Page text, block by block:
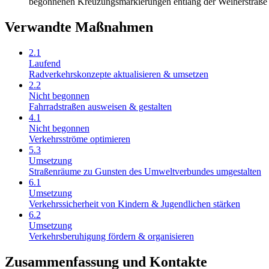
Verwandte Maßnahmen
2.1
Laufend
Radverkehrskonzepte aktualisieren & umsetzen
2.2
Nicht begonnen
Fahrradstraßen ausweisen & gestalten
4.1
Nicht begonnen
Verkehrsströme optimieren
5.3
Umsetzung
Straßenräume zu Gunsten des Umweltverbundes umgestalten
6.1
Umsetzung
Verkehrssicherheit von Kindern & Jugendlichen stärken
6.2
Umsetzung
Verkehrsberuhigung fördern & organisieren
Zusammenfassung und Kontakte